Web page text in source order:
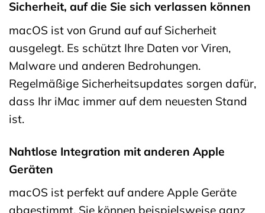
Sicherheit, auf die Sie sich verlassen können
macOS ist von Grund auf auf Sicherheit
ausgelegt. Es schützt Ihre Daten vor Viren,
Malware und anderen Bedrohungen.
Regelmäßige Sicherheitsupdates sorgen dafür,
dass Ihr iMac immer auf dem neuesten Stand
ist.
Nahtlose Integration mit anderen Apple
Geräten
macOS ist perfekt auf andere Apple Geräte